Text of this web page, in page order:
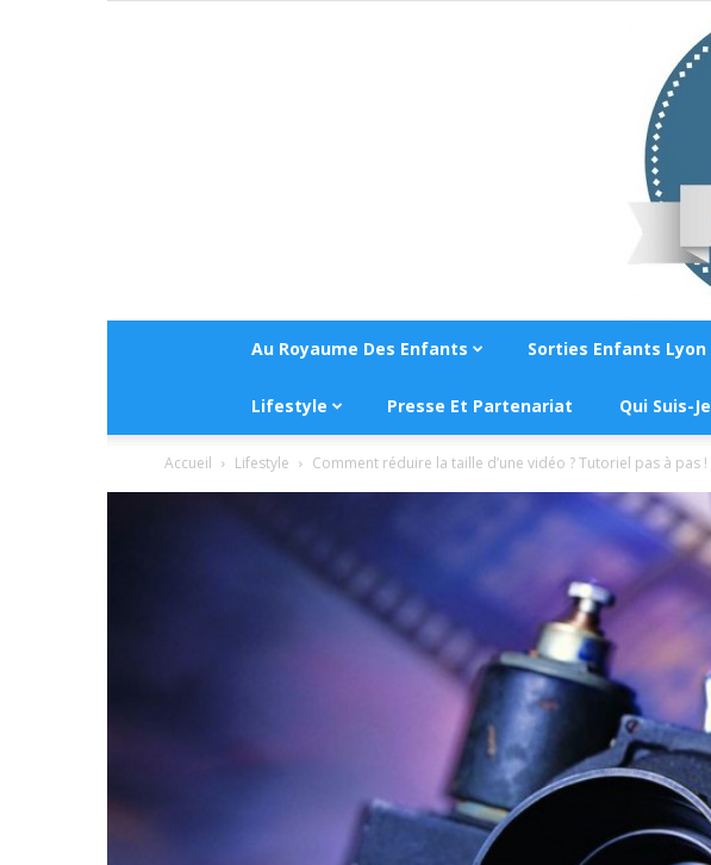
Au Royaume Des Enfants Sorties Enfants Lyon
Lifestyle Presse Et Partenariat Qui Suis-Je
Accueil Lifestyle Comment réduire la taille d’une vidéo ? Tutoriel pas à pas !